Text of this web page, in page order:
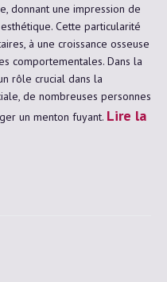
donnant une impression de
Cette particularité
à une croissance osseuse
comportementales. Dans la
rôle crucial dans la
de nombreuses personnes
un menton fuyant. Lire la